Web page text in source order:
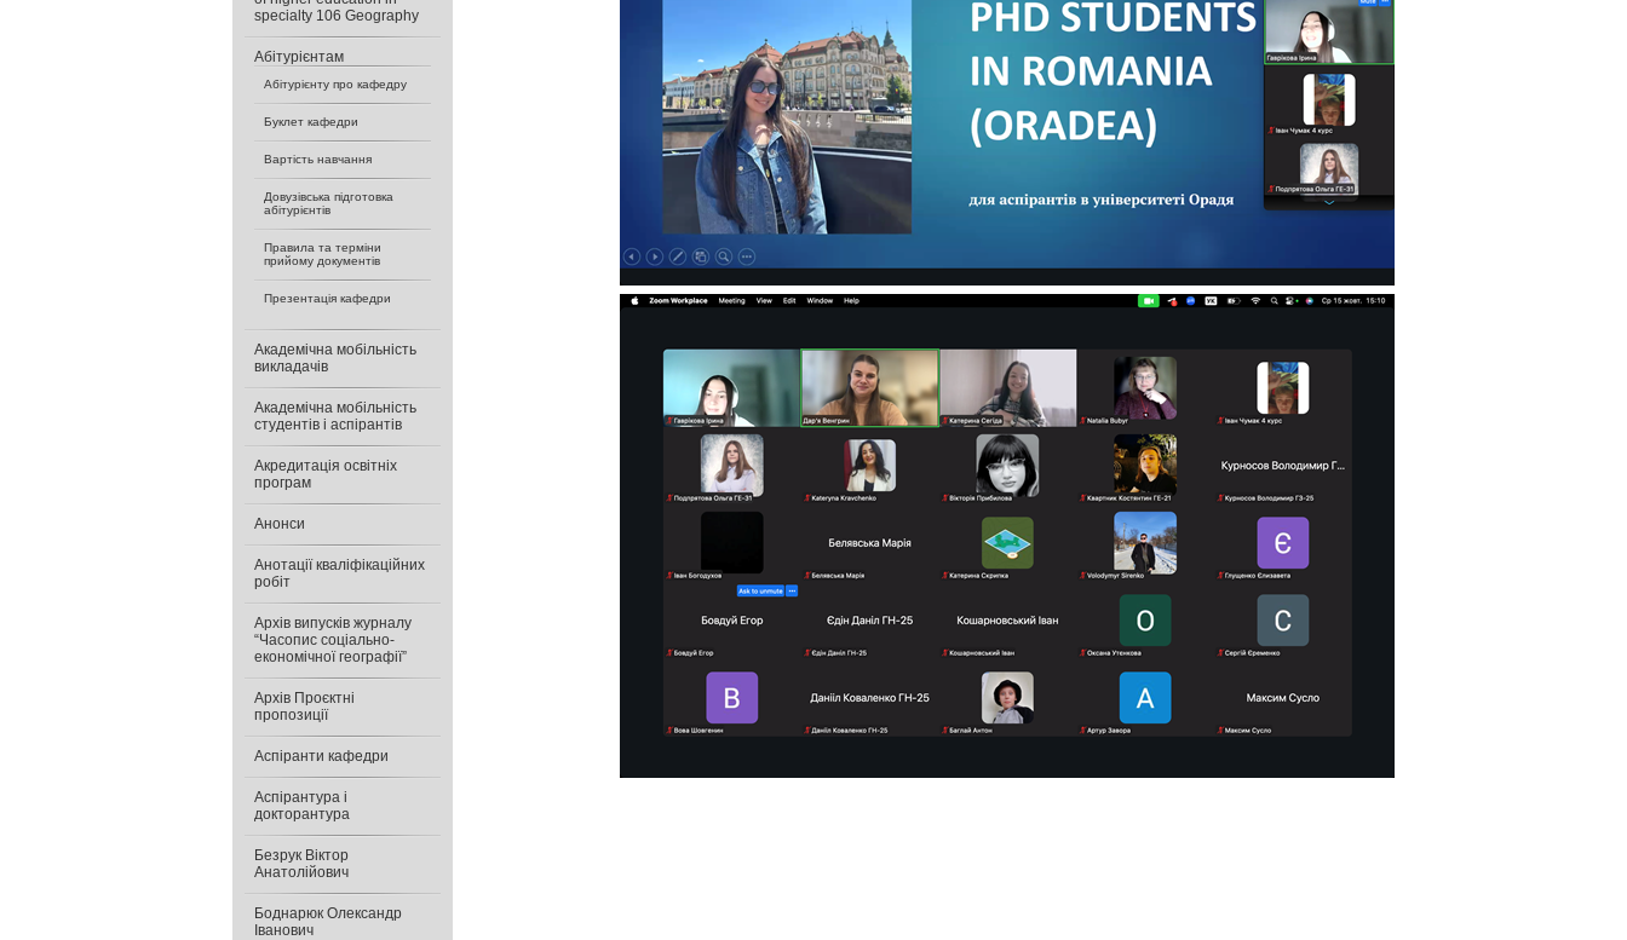
specialty 106 Geography
Абітурієнтам
Абітурієнту про кафедру
Буклет кафедри
Вартість навчання
Довузівська підготовка
абітурієнтів
Правила та терміни
прийому документів
Презентація кафедри
Академічна мобільність
викладачів
Академічна мобільність
студентів і аспірантів
Акредитація освітніх
програм
Анонси
Анотації кваліфікаційних
робіт
Архів випусків журналу
“Часопис соціально-
економічної географії”
Архів Проєктні
пропозиції
Аспіранти кафедри
Аспірантура і
докторантура
Безрук Віктор
Анатолійович
Боднарюк Олександр
Іванович